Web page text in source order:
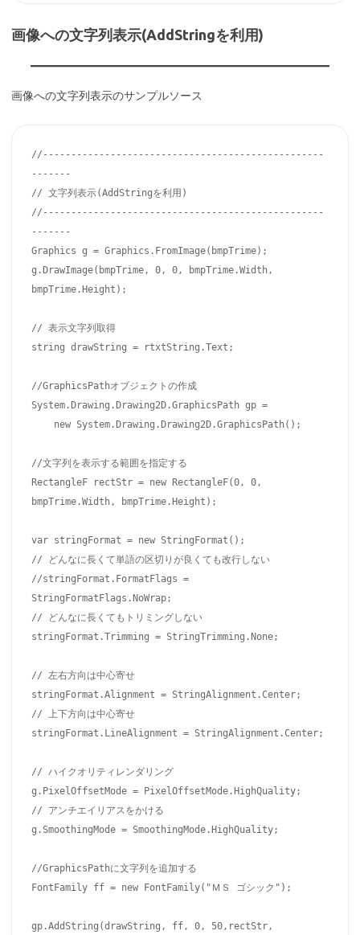
画像への文字列表示(AddStringを利用)
画像への文字列表示のサンプルソース
//--------------------------------------------------
-------
// 文字列表示(AddStringを利用)
//--------------------------------------------------
-------
Graphics g = Graphics.FromImage(bmpTrime);
g.DrawImage(bmpTrime, 0, 0, bmpTrime.Width,
bmpTrime.Height);
// 表示文字列取得
string drawString = rtxtString.Text;
//GraphicsPathオブジェクトの作成
System.Drawing.Drawing2D.GraphicsPath gp =
//文字列を表示する範囲を指定する
RectangleF rectStr = new RectangleF(0, 0,
bmpTrime.Width, bmpTrime.Height);
var stringFormat = new StringFormat();
// どんなに長くて単語の区切りが良くても改行しない
//stringFormat.FormatFlags =
StringFormatFlags.NoWrap;
// どんなに長くてもトリミングしない
stringFormat.Trimming = StringTrimming.None;
// 左右方向は中心寄せ
stringFormat.Alignment = StringAlignment.Center;
// 上下方向は中心寄せ
stringFormat.LineAlignment = StringAlignment.Center;
// ハイクオリティレンダリング
g.PixelOffsetMode = PixelOffsetMode.HighQuality;
// アンチエイリアスをかける
g.SmoothingMode = SmoothingMode.HighQuality;
//GraphicsPathに文字列を追加する
FontFamily ff = new FontFamily("ＭＳ ゴシック");
gp.AddString(drawString, ff, 0, 50,rectStr,